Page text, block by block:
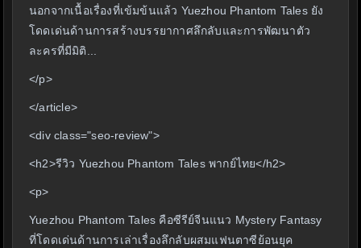
นอกจากเนื้อเรื่องที่เข้มข้นแล้ว Yuezhou Phantom Tales ยัง
โดดเด่นด้านการสร้างบรรยากาศลึกลับและการพัฒนาตัว
ละครที่มีมิติ...
</p>
</article>
<div class="seo-review">
<h2>รีวิว Yuezhou Phantom Tales พากย์ไทย</h2>
<p>
Yuezhou Phantom Tales คือซีรีย์จีนแนว Mystery Fantasy
ที่โดดเด่นด้านการเล่าเรื่องลึกลับผสมแฟนตาซีย้อนยุค